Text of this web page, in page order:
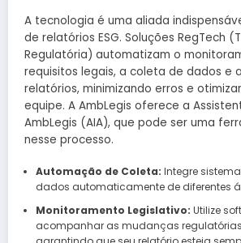
A tecnologia é uma aliada
de relatórios ESG. Soluções RegTech
Regulatória) automatizam o
requisitos legais, a coleta de dados e
relatórios, minimizando erros e
equipe. A AmbLegis oferece a
AmbLegis (AIA), que pode ser uma
nesse processo.
Automação de Coleta: Integre
dados automaticamente de diferentes
Monitoramento Legislativo: Utilize
acompanhar as mudanças